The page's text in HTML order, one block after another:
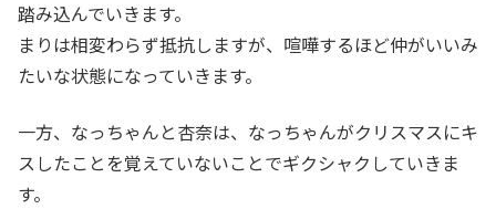
踏み込んでいきます。
まりは相変わらず抵抗しますが、喧嘩するほど仲がいいみ
たいな状態になっていきます。
一方、なっちゃんと杏奈は、なっちゃんがクリスマスにキ
スしたことを覚えていないことでギクシャクしていきま
す。